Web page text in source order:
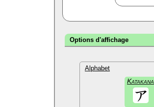
Options d'affichage
Alphabet
Katakana